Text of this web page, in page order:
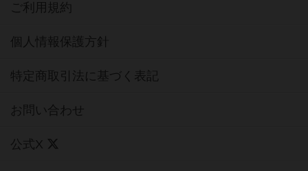
ご利用規約
個人情報保護方針
特定商取引法に基づく表記
お問い合わせ
公式X